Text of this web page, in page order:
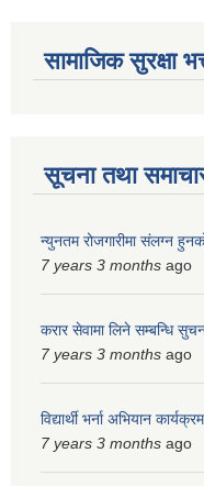
सामाजिक सुरक्षा
सूचना तथा
न्युनतम रोजगारीमा संलग्न
7 years 3 months ago
करार सेवामा लिने सम्बन्धि
7 years 3 months ago
विद्यार्थी भर्ना अभियान
7 years 3 months ago